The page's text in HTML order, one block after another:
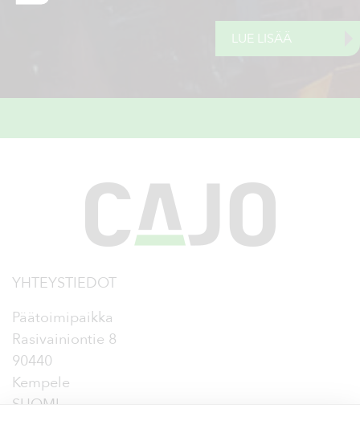
LUE LISÄÄ
YHTEYSTIEDOT
Päätoimipaikka
Rasivainiontie 8
90440
Kempele
SUOMI